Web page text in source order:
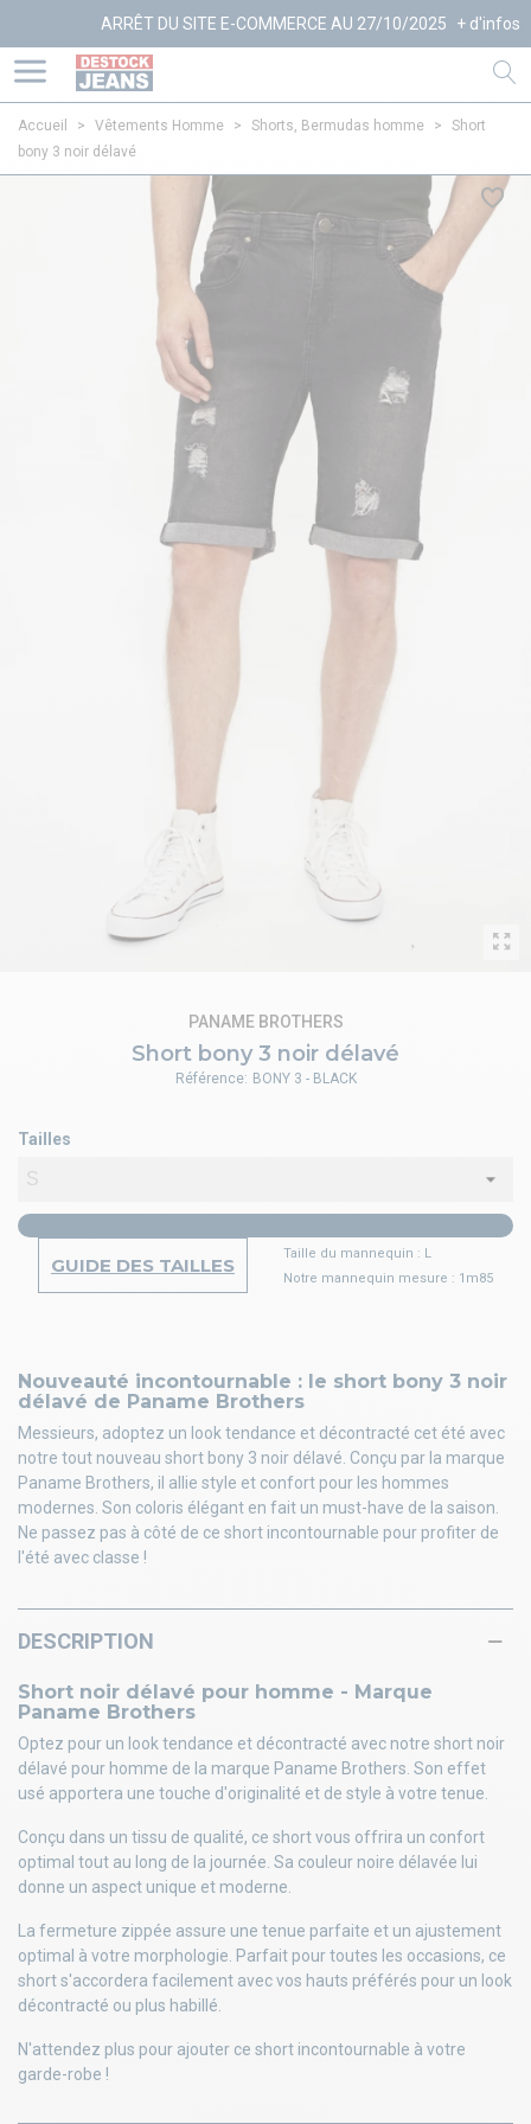
ARRÊT DU SITE E-COMMERCE AU 27/10/2025 + d'infos
Accueil > Vêtements Homme > Shorts, Bermudas homme >
Short
bony 3 noir délavé
Short bony 3 noir délavé
PANAME BROTHERS
Nouveauté incontournable : le short bony 3 noir
délavé de Paname Brothers
Messieurs, adoptez un look tendance et décontracté cet été avec
notre tout nouveau short bony 3 noir délavé. Conçu par la marque
Paname Brothers, il allie style et confort pour les hommes
modernes. Son coloris élégant en fait un must-have de la saison.
Ne passez pas à côté de ce short incontournable pour profiter de
l'été avec classe !
Tailles
GUIDE DES TAILLES
Taille du mannequin : L
Notre mannequin mesure : 1m85
Référence: BONY 3 - BLACK
DESCRIPTION
Short noir délavé pour homme - Marque
Paname Brothers
Optez pour un look tendance et décontracté avec notre short noir
délavé pour homme de la marque Paname Brothers. Son effet
usé apportera une touche d'originalité et de style à votre tenue.
Conçu dans un tissu de qualité, ce short vous offrira un confort
optimal tout au long de la journée. Sa couleur noire délavée lui
donne un aspect unique et moderne.
La fermeture zippée assure une tenue parfaite et un ajustement
optimal à votre morphologie. Parfait pour toutes les occasions, ce
short s'accordera facilement avec vos hauts préférés pour un look
décontracté ou plus habillé.
N'attendez plus pour ajouter ce short incontournable à votre
garde-robe !